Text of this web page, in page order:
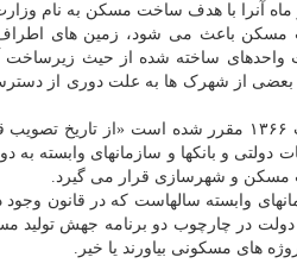
آنرا با هدف ساخت مسکن به نام
مسکن باعث می شود، زمین های
واحدهای ساخته شده از حیث زیرساخت
از شهرک ها به علت دوری از
دولتی و بانکها و سازمانهای وابسته
مسکن و شهرسازی قرار می گیرد.
وابسته سالهاست که در قانون
دولت در چارچوب دو برنامه جهش تولید
های مسکونی بیاورند یا خیر.